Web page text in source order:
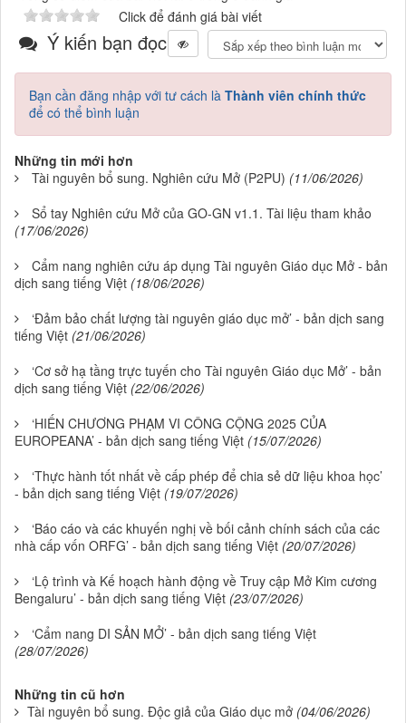
Click để đánh giá bài viết
Ý kiến bạn đọc
Bạn cần đăng nhập với tư cách là Thành viên chính thức
để có thể bình luận
Những tin mới hơn
Tài nguyên bổ sung. Nghiên cứu Mở (P2PU) (11/06/2026)
Sổ tay Nghiên cứu Mở của GO-GN v1.1. Tài liệu tham khảo
(17/06/2026)
Cẩm nang nghiên cứu áp dụng Tài nguyên Giáo dục Mở - bản
dịch sang tiếng Việt (18/06/2026)
‘Đảm bảo chất lượng tài nguyên giáo dục mở’ - bản dịch sang
tiếng Việt (21/06/2026)
‘Cơ sở hạ tầng trực tuyến cho Tài nguyên Giáo dục Mở’ - bản
dịch sang tiếng Việt (22/06/2026)
‘HIẾN CHƯƠNG PHẠM VI CÔNG CỘNG 2025 CỦA
EUROPEANA’ - bản dịch sang tiếng Việt (15/07/2026)
‘Thực hành tốt nhất về cấp phép để chia sẻ dữ liệu khoa học’
- bản dịch sang tiếng Việt (19/07/2026)
‘Báo cáo và các khuyến nghị về bối cảnh chính sách của các
nhà cấp vốn ORFG’ - bản dịch sang tiếng Việt (20/07/2026)
‘Lộ trình và Kế hoạch hành động về Truy cập Mở Kim cương
Bengaluru’ - bản dịch sang tiếng Việt (23/07/2026)
‘Cẩm nang DI SẢN MỞ’ - bản dịch sang tiếng Việt
(28/07/2026)
Những tin cũ hơn
Tài nguyên bổ sung. Độc giả của Giáo dục mở (04/06/2026)